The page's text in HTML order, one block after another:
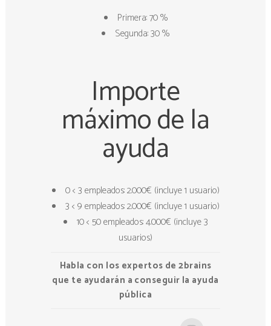
Primera: 70 %
Segunda: 30 %
Importe
máximo de la
ayuda
0 < 3 empleados: 2.000€ (incluye 1 usuario)
3 < 9 empleados: 2.000€ (incluye 1 usuario)
10 < 50 empleados: 4.000€ (incluye 3
usuarios)
Habla con los expertos de 2brains
que te ayudarán a conseguir la ayuda
pública